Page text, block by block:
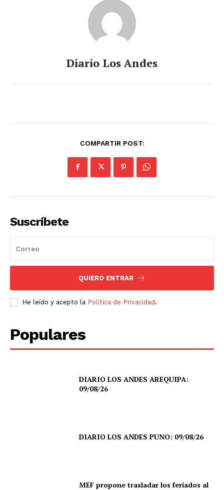
Diario Los Andes
COMPARTIR POST:
Suscríbete
QUIERO ENTRAR
He leído y acepto la Política de Privacidad .
Populares
DIARIO LOS ANDES AREQUIPA:
09/08/26
DIARIO LOS ANDES PUNO: 09/08/26
MEF propone trasladar los feriados al